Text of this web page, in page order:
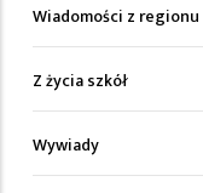
Wiadomości z regionu
Z życia szkół
Wywiady